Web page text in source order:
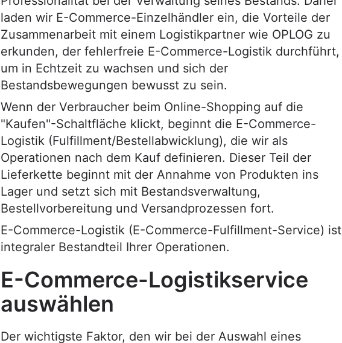
laden wir E-Commerce-Einzelhändler ein, die Vorteile der
Zusammenarbeit mit einem Logistikpartner wie OPLOG zu
erkunden, der fehlerfreie E-Commerce-Logistik durchführt,
um in Echtzeit zu wachsen und sich der
Bestandsbewegungen bewusst zu sein.
Wenn der Verbraucher beim Online-Shopping auf die
"Kaufen"-Schaltfläche klickt, beginnt die E-Commerce-
Logistik (Fulfillment/Bestellabwicklung), die wir als
Operationen nach dem Kauf definieren. Dieser Teil der
Lieferkette beginnt mit der Annahme von Produkten ins
Lager und setzt sich mit Bestandsverwaltung,
Bestellvorbereitung und Versandprozessen fort.
E-Commerce-Logistik (E-Commerce-Fulfillment-Service) ist
integraler Bestandteil Ihrer Operationen.
E-Commerce-Logistikservice
auswählen
Der wichtigste Faktor, den wir bei der Auswahl eines